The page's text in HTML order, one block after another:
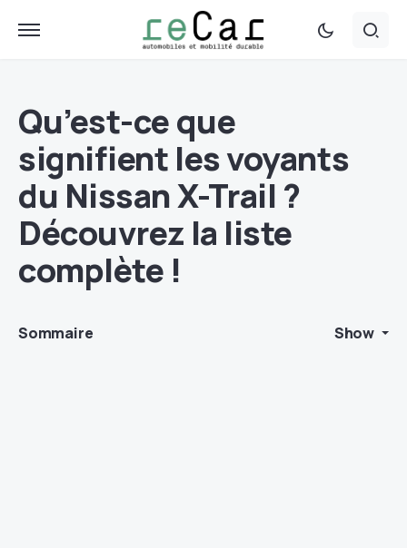
Qu’est-ce que
signifient les voyants
du Nissan X-Trail ?
Découvrez la liste
complète !
Sommaire Show